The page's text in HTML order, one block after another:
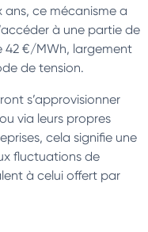
ans, ce mécanisme a
à une partie de
42 €/MWh, largement
de tension.
s’approvisionner
via leurs propres
cela signifie une
fluctuations de
à celui offert par